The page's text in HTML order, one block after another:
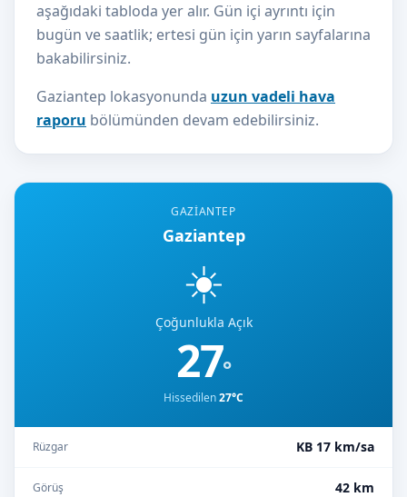
GAZIANTEP
Gaziantep
☀️
Çoğunlukla Açık
27°
Hissedilen27°C
Rüzgar KB 17 km/sa
Görüş 42 km
aşağıdaki tabloda yer alır. Gün içi ayrıntı için
bugün ve saatlik; ertesi gün için yarın sayfalarına
bakabilirsiniz.
Gaziantep lokasyonunda uzun vadeli hava
raporu bölümünden devam edebilirsiniz.